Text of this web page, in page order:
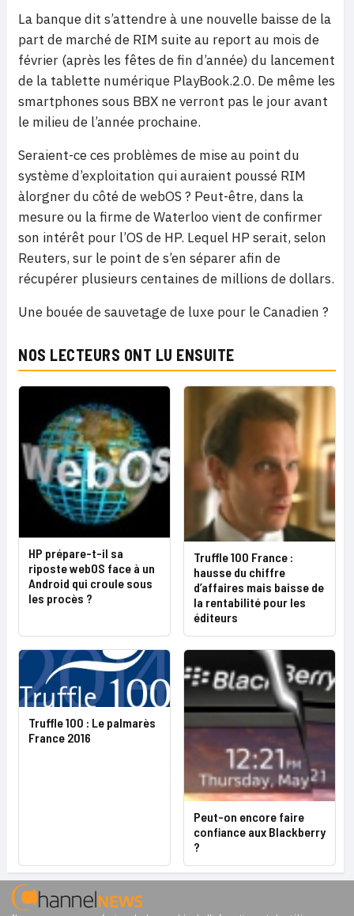
La banque dit s’attendre à une nouvelle baisse de la
part de marché de RIM suite au report au mois de
février (après les fêtes de fin d’année) du lancement
de la tablette numérique PlayBook.2.0. De même les
smartphones sous BBX ne verront pas le jour avant
le milieu de l’année prochaine.
Seraient-ce ces problèmes de mise au point du
système d’exploitation qui auraient poussé RIM
àlorgner du côté de webOS ? Peut-être, dans la
mesure ou la firme de Waterloo vient de confirmer
son intérêt pour l’OS de HP. Lequel HP serait, selon
Reuters, sur le point de s’en séparer afin de
récupérer plusieurs centaines de millions de dollars.
Une bouée de sauvetage de luxe pour le Canadien ?
NOS LECTEURS ONT LU ENSUITE
HP prépare-t-il sa
riposte webOS face à un
Android qui croule sous
les procès ?
Truffle 100 France :
hausse du chiffre
d’affaires mais baisse de
la rentabilité pour les
éditeurs
Truffle 100 : Le palmarès
France 2016
Peut-on encore faire
confiance aux Blackberry
?